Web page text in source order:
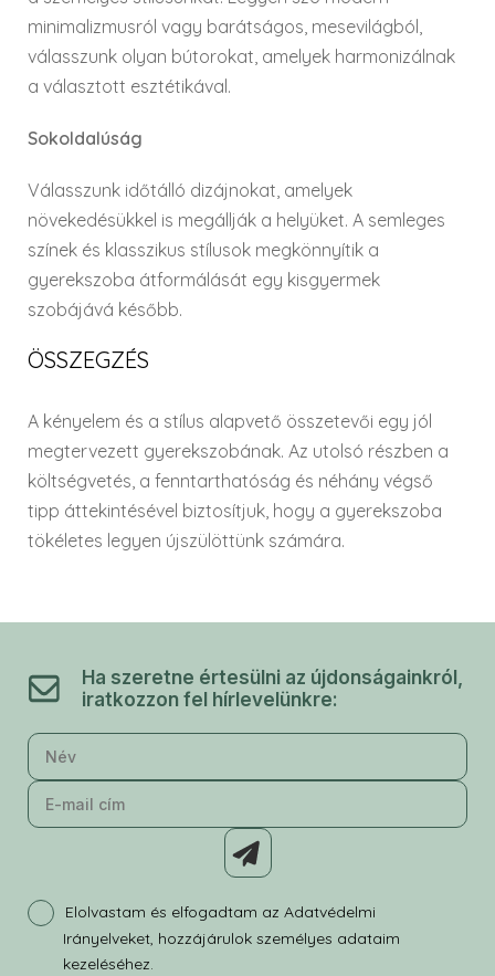
minimalizmusról vagy barátságos, mesevilágból,
válasszunk olyan bútorokat, amelyek harmonizálnak
a választott esztétikával.
Sokoldalúság
Válasszunk időtálló dizájnokat, amelyek
növekedésükkel is megállják a helyüket. A semleges
színek és klasszikus stílusok megkönnyítik a
gyerekszoba átformálását egy kisgyermek
szobájává később.
ÖSSZEGZÉS
A kényelem és a stílus alapvető összetevői egy jól
megtervezett gyerekszobának. Az utolsó részben a
költségvetés, a fenntarthatóság és néhány végső
tipp áttekintésével biztosítjuk, hogy a gyerekszoba
tökéletes legyen újszülöttünk számára.
Ha szeretne értesülni az újdonságainkról,
iratkozzon fel hírlevelünkre:
Elolvastam és elfogadtam az Adatvédelmi
Irányelveket, hozzájárulok személyes adataim
kezeléséhez.